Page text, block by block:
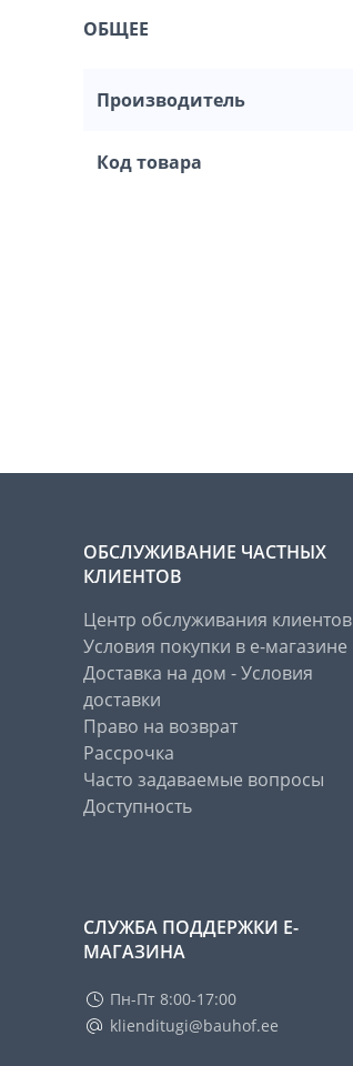
ОБЩЕЕ
Производитель
Код товара
ОБСЛУЖИВАНИЕ ЧАСТНЫХ
КЛИЕНТОВ
Центр обслуживания клиентов
Условия покупки в е-магазине
Доставка на дом - Условия
доставки
Право на возврат
Рассрочка
Часто задаваемые вопросы
Доступность
СЛУЖБА ПОДДЕРЖКИ Е-
МАГАЗИНА
Пн-Пт 8:00-17:00
klienditugi@bauhof.ee